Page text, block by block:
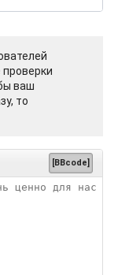
ваш
то
[BBcode]